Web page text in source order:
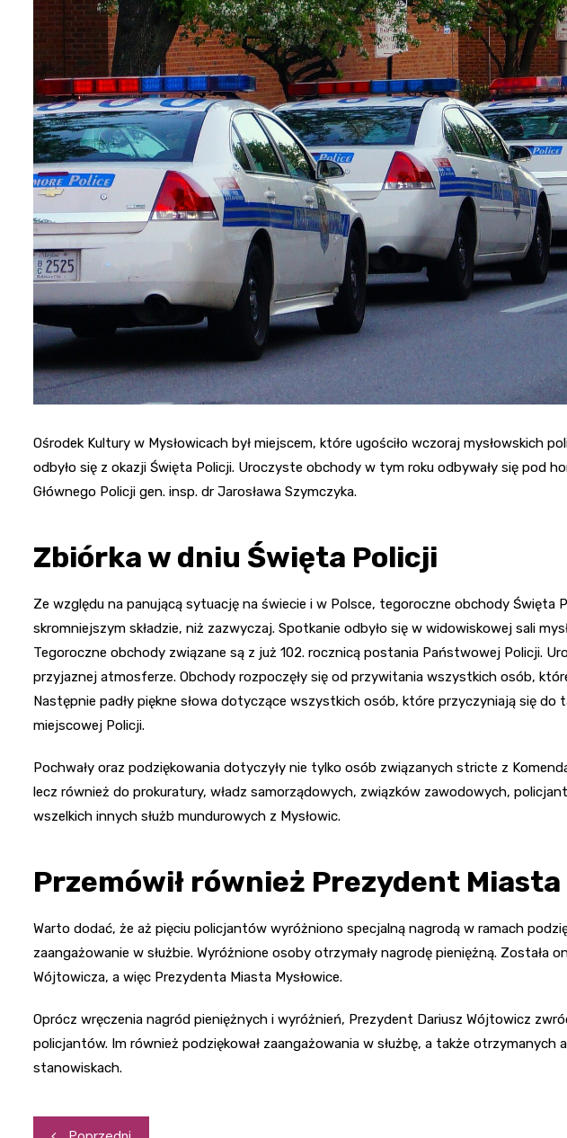
Ośrodek Kultury w Mysłowicach był miejscem, które ugościło wczoraj mysłowskich
odbyło się z okazji Święta Policji. Uroczyste obchody w tym roku odbywały się pod
Głównego Policji gen. insp. dr Jarosława Szymczyka.
Zbiórka w dniu Święta Policji
Ze względu na panującą sytuację na świecie i w Polsce, tegoroczne obchody Święta
skromniejszym składzie, niż zazwyczaj. Spotkanie odbyło się w widowiskowej sali
Tegoroczne obchody związane są z już 102. rocznicą postania Państwowej Policji.
przyjaznej atmosferze. Obchody rozpoczęły się od przywitania wszystkich osób,
Następnie padły piękne słowa dotyczące wszystkich osób, które przyczyniają się
miejscowej Policji.
Pochwały oraz podziękowania dotyczyły nie tylko osób związanych stricte z
lecz również do prokuratury, władz samorządowych, związków zawodowych,
wszelkich innych służb mundurowych z Mysłowic.
Przemówił również Prezydent Miasta
Warto dodać, że aż pięciu policjantów wyróżniono specjalną nagrodą w ramach
zaangażowanie w służbie. Wyróżnione osoby otrzymały nagrodę pieniężną. Została
Wójtowicza, a więc Prezydenta Miasta Mysłowice.
Oprócz wręczenia nagród pieniężnych i wyróżnień, Prezydent Dariusz Wójtowicz
policjantów. Im również podziękował zaangażowania w służbę, a także otrzymanych
stanowiskach.